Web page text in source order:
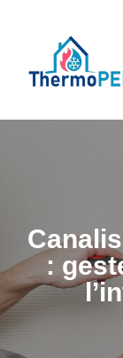
contenu
: